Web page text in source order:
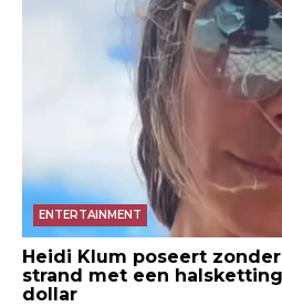
ENTERTAINMENT
Heidi Klum poseert
strand met een
dollar